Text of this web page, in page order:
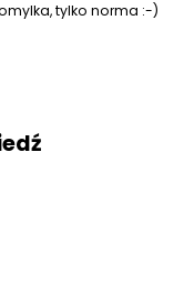
tylko norma :-)